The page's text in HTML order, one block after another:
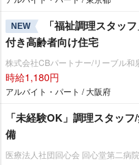
NEW
「福祉調理スタッ
付き高齢者向け住宅
株式会社CBパートナー/リーブル和
時給1,180円
アルバイト・パート / 大阪府
「未経験OK」調理スタッ
備
医療法人社団回心会 回心堂第二病院